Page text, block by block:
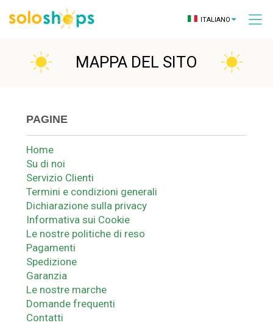
ITALIANO
MAPPA DEL SITO
PAGINE
Home
Su di noi
Servizio Clienti
Termini e condizioni generali
Dichiarazione sulla privacy
Informativa sui Cookie
Le nostre politiche di reso
Pagamenti
Spedizione
Garanzia
Le nostre marche
Domande frequenti
Contatti